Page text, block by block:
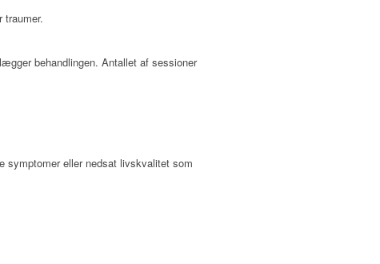
traumer.
behandlingen. Antallet af sessioner
symptomer eller nedsat livskvalitet som